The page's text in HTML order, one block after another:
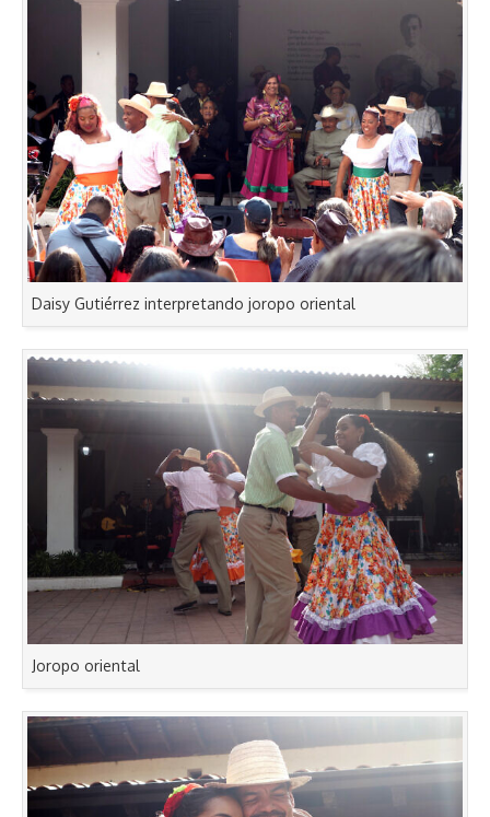
Daisy Gutiérrez interpretando joropo oriental
Joropo oriental